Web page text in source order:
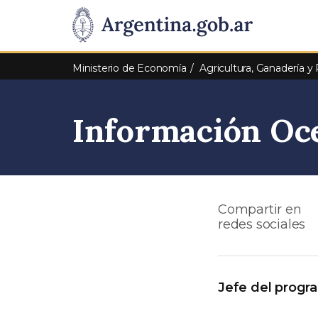
Presidencia
de
Pasar al contenido principal
Ministerio de Economía Agricultura, Ganadería y
Información
Compartir en
redes sociales
Jefe del